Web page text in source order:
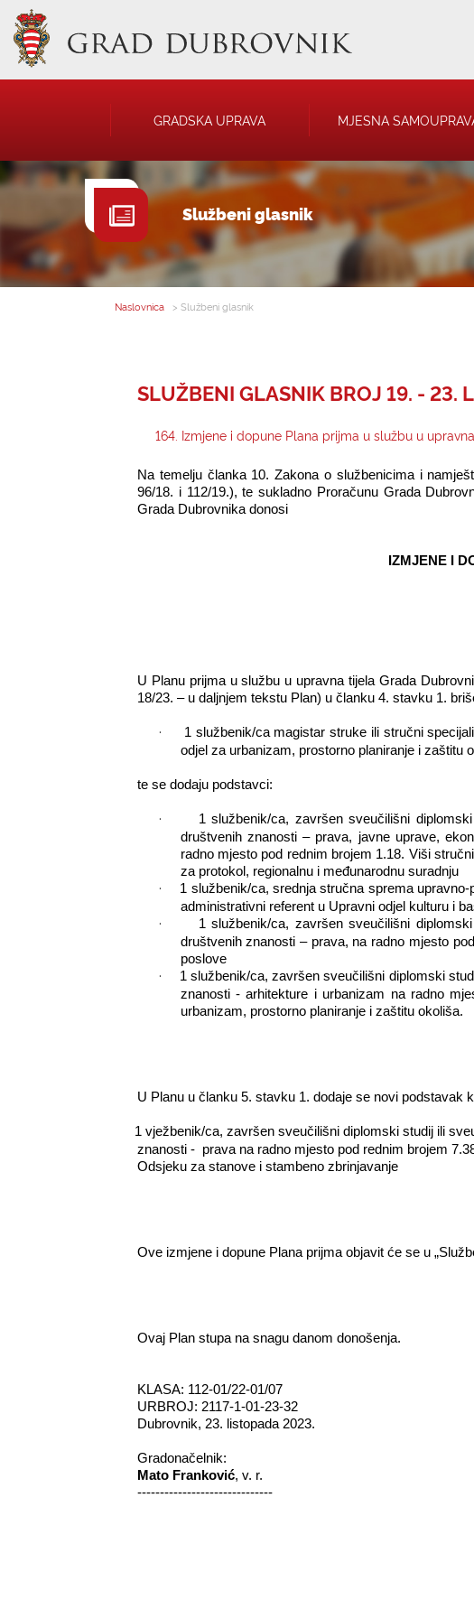
GRADSKA UPRAVA
GRADONAČELNIK
GRADSKO VIJEĆE
UPRAVNA TIJELA
SAVJET MLADIH
NATJEČAJI
JAVNA OBJAVA RJEŠENJA
USTANOVE
KOMUNALNA I TRGOVAČKA
MJESNA
Službeni glasnik
Naslovnica > Službeni glasnik
SLUŽBENI GLASNIK BROJ 19. - 23.
164. Izmjene i dopune Plana prijma u službu u
Na temelju članka 10. Zakona o službenicima i
96/18. i 112/19.), te sukladno Proračunu Grada
Grada Dubrovnika donosi
IZMJENE I
U Planu prijma u službu u upravna tijela Grada
18/23. – u daljnjem tekstu Plan) u članku 4. stavku 1.
·
1 službenik/ca magistar struke ili stručni
odjel za urbanizam, prostorno planiranje i zaštitu
te se dodaju podstavci:
·
1 službenik/ca, završen sveučilišni
društvenih znanosti – prava, javne uprave,
radno mjesto pod rednim brojem 1.18. Viši
za protokol, regionalnu i međunarodnu suradnju
·
1 službenik/ca, srednja stručna sprema
administrativni referent u Upravni odjel kulturu i
·
1 službenik/ca, završen sveučilišni
društvenih znanosti – prava, na radno mjesto
poslove
·
1 službenik/ca, završen sveučilišni diplomski
znanosti - arhitekture i urbanizam na radno
urbanizam, prostorno planiranje i zaštitu okoliša.
U Planu u članku 5. stavku 1. dodaje se novi podstavak
1 vježbenik/ca, završen sveučilišni diplomski studij ili
znanosti - prava na radno mjesto pod rednim brojem
Odsjeku za stanove i stambeno zbrinjavanje
Ove izmjene i dopune Plana prijma objavit će se u
Ovaj Plan stupa na snagu danom donošenja.
KLASA: 112-01/22-01/07
URBROJ: 2117-1-01-23-32
Dubrovnik, 23. listopada 2023.
Gradonačelnik:
Mato Franković, v. r.
------------------------------